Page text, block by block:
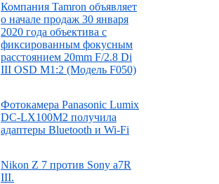
Компания Tamron объявляет
о начале продаж 30 января
2020 года объектива с
фиксированным фокусным
расстоянием 20mm F/2.8 Di
III OSD M1:2 (Модель F050)
Фотокамера Panasonic Lumix
DC-LX100M2 получила
адаптеры Bluetooth и Wi-Fi
Nikon Z 7 против Sony a7R
III.